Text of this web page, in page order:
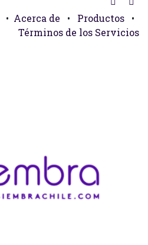
• Acerca de • Productos
•
Términos de los Servicios